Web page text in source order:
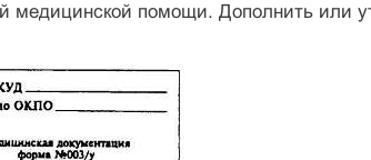
медицинской помощи. Дополнить или